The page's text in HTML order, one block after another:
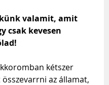
valamit, amit
csak kevesen
kétszer
az államat,